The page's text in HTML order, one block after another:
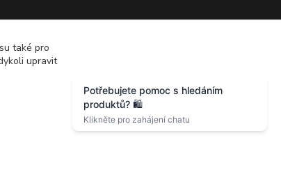
také pro
upravit